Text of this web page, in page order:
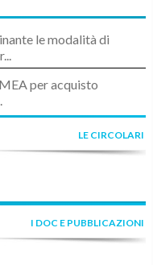
le modalità di
per acquisto
LE CIRCOLARI
I DOC E PUBBLICAZIONI